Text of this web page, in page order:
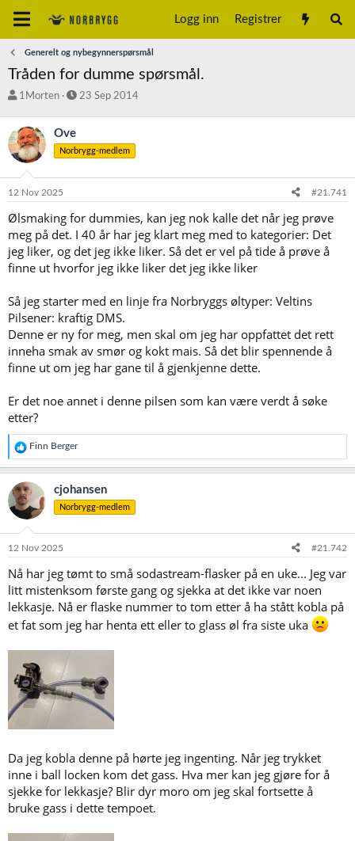
Logg inn Registrer
Generelt og nybegynnerspørsmål
Tråden for dumme spørsmål.
T
d
s
a
r
e
r
1Morten
S
t
a
23 Sep 2014
Ove
Norbrygg-medlem
12 Nov 2025 #21.741
Ølsmaking for dummies, kan jeg nok kalle det når jeg prøve
meg på det. I 40 år har jeg klart meg med to kategorier: Det
jeg liker, og det jeg ikke liker. Så det er vel på tide å prøve å
finne ut hvorfor jeg ikke liker det jeg ikke liker
Så jeg starter med en linje fra Norbryggs øltyper: Veltins
Pilsener: kraftig DMS.
Denne er ny for meg, men skal om jeg har oppfattet det rett
inneha smak av smør og kokt mais. Så det blir spennende å
finne ut om jeg har gane til å gjenkjenne dette.
Er det noe annet i denne pilsen som kan være verdt å søke
etter?
R
e
a
k
s
j
o
e
:
Finn Berger
cjohansen
Norbrygg-medlem
12 Nov 2025 #21.742
Nå har jeg tømt to små sodastream-flasker på en uke... Jeg var
litt mistenksom første gang og sjekka at det ikke var noen
lekkasje. Nå er flaske nummer to tom etter å ha stått kobla på
et fat som jeg har henta ett eller to glass øl fra siste uka
Da jeg kobla denne på hørte jeg ingenting. Når jeg trykket
inne i ball locken kom det gass. Hva mer kan jeg gjøre for å
sjekke for lekkasje? Blir dyr moro om jeg skal fortsette å
bruke gass i dette tempoet.